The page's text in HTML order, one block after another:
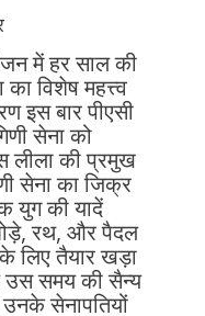
में हर साल की
विशेष महत्त्व
इस बार पीएसी
सेना को
लीला की प्रमुख
सेना का जिक्र
युग की यादें
रथ, और पैदल
लिए तैयार खड़ा
उस समय की सैन्य
सेनापतियों